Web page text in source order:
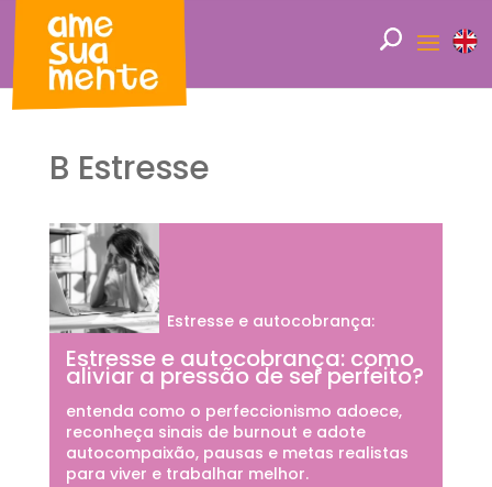
B Estresse
Estresse e autocobrança: como
aliviar a pressão de ser perfeito?
Estresse e autocobrança:
entenda como o perfeccionismo adoece,
reconheça sinais de burnout e adote
autocompaixão, pausas e metas realistas
para viver e trabalhar melhor.